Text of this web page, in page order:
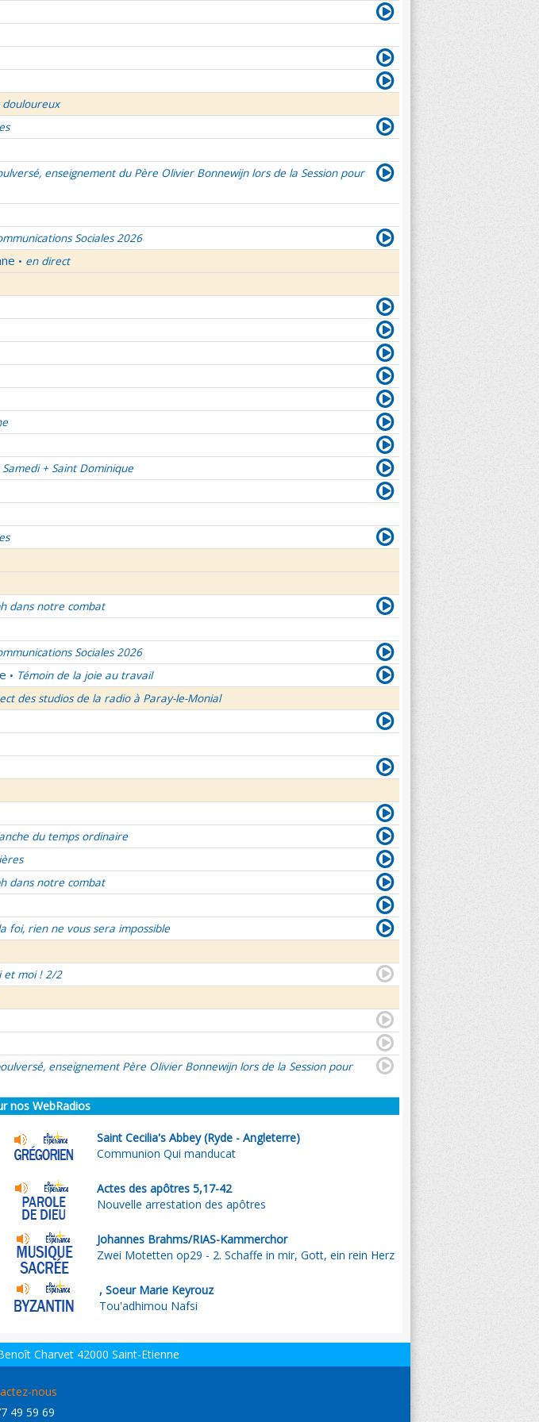
enseignement du Père Olivier Bonnewijn lors de la Session pour
Sociales 2026
• en direct
+ Saint Dominique
dans notre combat
Sociales 2026
• Témoin de la joie au travail
des studios de la radio à Paray-le-Monial
du temps ordinaire
dans notre combat
foi, rien ne vous sera impossible
et moi ! 2/2
enseignement Père Olivier Bonnewijn lors de la Session pour
nos WebRadios
Saint Cecilia's Abbey (Ryde - Angleterre)
Communion Qui manducat
Actes des apôtres 5,17-42
Nouvelle arrestation des apôtres
Johannes Brahms/RIAS-Kammerchor
Zwei Motetten op29 - 2. Schaffe in mir, Gott, ein rein Herz
, Soeur Marie Keyrouz
Tou'adhimou Nafsi
Charvet 42000 Saint-Etienne
nous
49 59 69